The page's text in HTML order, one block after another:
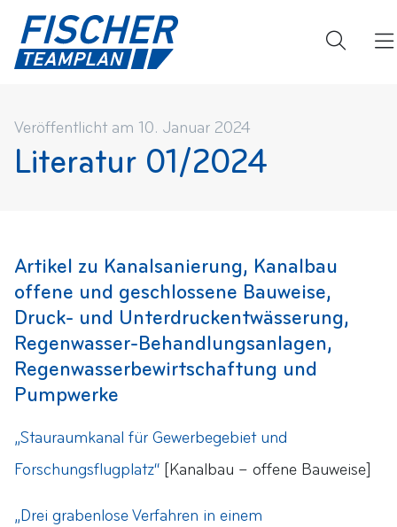
Veröffentlicht am 10. Januar 2024
Literatur 01/2024
Artikel zu Kanalsanierung, Kanalbau
offene und geschlossene Bauweise,
Druck- und Unterdruckentwässerung,
Regenwasser-Behandlungsanlagen,
Regenwasserbewirtschaftung und
Pumpwerke
„Stauraumkanal für Gewerbegebiet und
Forschungsflugplatz“ [Kanalbau – offene Bauweise]
„Drei grabenlose Verfahren in einem